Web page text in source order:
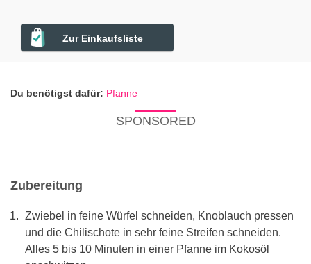
Zur Einkaufsliste
Du benötigst dafür: Pfanne
SPONSORED
Zubereitung
Zwiebel in feine Würfel schneiden, Knoblauch pressen
und die Chilischote in sehr feine Streifen schneiden.
Alles 5 bis 10 Minuten in einer Pfanne im Kokosöl